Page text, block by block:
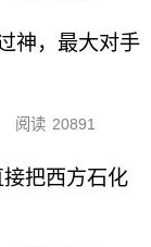
神，最大对手
阅读 20891
把西方石化